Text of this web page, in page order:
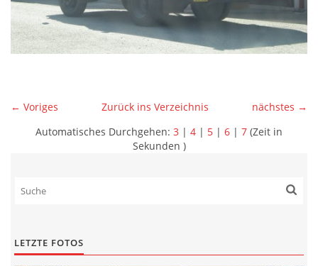
← Voriges nächstes →
Zurück ins Verzeichnis
Automatisches Durchgehen: 3 | 4 | 5 | 6 | 7 (Zeit in
Sekunden )
LETZTE FOTOS